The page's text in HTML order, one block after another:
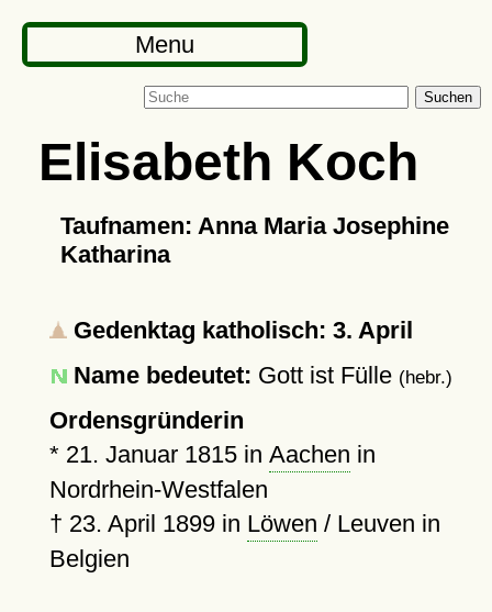
Menu
Suchen
Elisabeth Koch
Taufnamen: Anna Maria Josephine
Katharina
Gedenktag katholisch: 3. April
Name bedeutet: Gott ist Fülle (hebr.)
Ordensgründerin
* 21. Januar 1815in Aachen in
Nordrhein-Westfalen
† 23. April 1899in Löwen / Leuven in
Belgien